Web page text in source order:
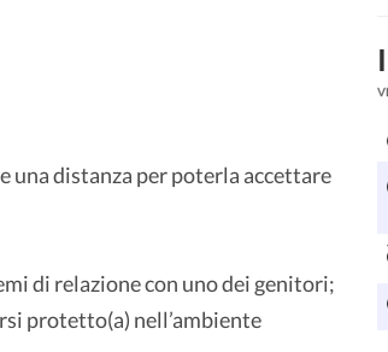
una distanza per poterla accettare
di relazione con uno dei genitori;
protetto(a) nell’ambiente